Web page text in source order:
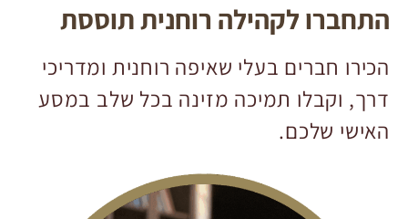
התחברו לקהילה רוחנית תוססת
הכירו חברים בעלי שאיפה רוחנית ומדריכי
דרך, וקבלו תמיכה מזינה בכל שלב במסע
האישי שלכם.